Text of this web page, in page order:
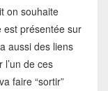
on souhaite
est présentée sur
aussi des liens
l’un de ces
faire “sortir”